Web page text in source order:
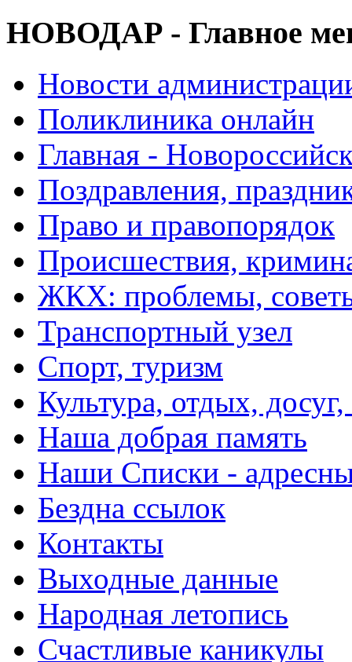
НОВОДАР - Главное
Новости
Поликлиника онлайн
Главная -
Поздравления,
Право и правопорядок
Происшествия,
ЖКХ: проблемы,
Транспортный узел
Спорт, туризм
Культура, отдых,
Наша добрая память
Наши Списки -
Бездна ссылок
Контакты
Выходные данные
Народная летопись
Счастливые каникулы